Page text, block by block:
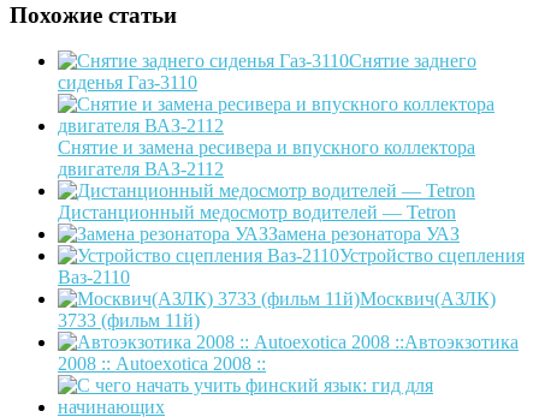
Похожие статьи
Снятие заднего
сиденья Газ-3110
Снятие и замена ресивера и впускного коллектора
двигателя ВАЗ-2112
Дистанционный медосмотр водителей — Tetron
Замена резонатора УАЗ
Устройство сцепления
Ваз-2110
Москвич(АЗЛК)
3733 (фильм 11й)
Автоэкзотика
2008 :: Autoexotica 2008 ::